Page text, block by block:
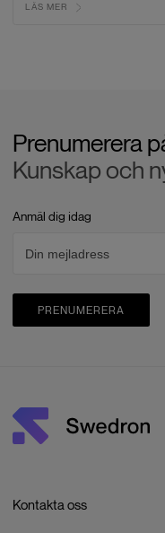
LÄS MER
Prenumerera
Kunskap och
Anmäl dig idag
PRENUMERERA
Kontakta oss